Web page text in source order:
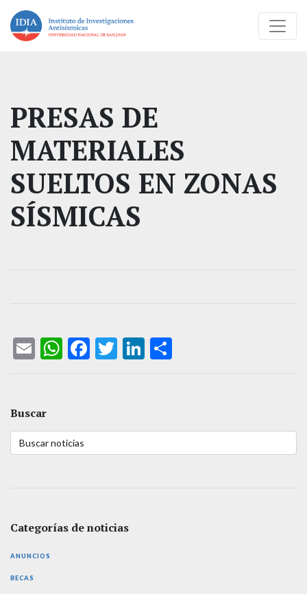
PRESAS DE
MATERIALES
SUELTOS EN ZONAS
SÍSMICAS
EmailWhatsApp
Facebook
TwitterLinkedIn
Buscar
Categorías de noticias
ANUNCIOS
BECAS